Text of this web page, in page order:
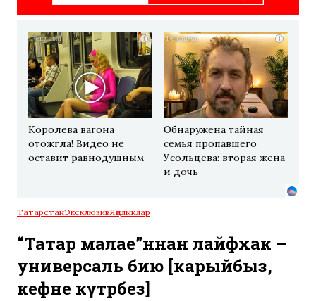
i
Королева вагона
отожгла! Видео не
оставит равнодушным
i
Обнаружена тайная
семья пропавшего
Усольцева: вторая жена
и дочь
ТатарстанЭксклюзивЯңалыклар
“Татар малае”ннан лайфхак –
универсаль бию [карыйбыз,
кәефне күтәрәбез]